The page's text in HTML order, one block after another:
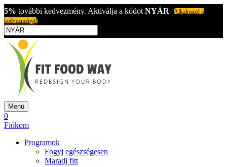
5% további kedvezmény. Aktiválja a kódot NYÁR
Alkalmazd a
kedvezményt!
Menü
0
Fiókom
Programok
Fogyj egészségesen
Maradj fitt